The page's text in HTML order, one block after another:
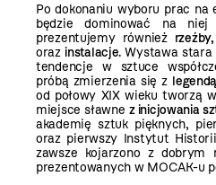
Po dokonaniu wyboru prac na
będzie dominować na niej
prezentujemy również
orazinstalacje. Wystawa stara
tendencje w sztuce
próbą zmierzenia się z
od połowy XIX wieku tworzą
miejsce sławne z inicjowania
akademię sztuk pięknych,
oraz pierwszy Instytut
zawsze kojarzono z dobrym
prezentowanych w MOCAK-u